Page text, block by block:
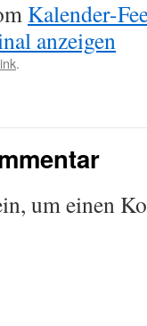
Kalender-
anzeigen
.
um einen